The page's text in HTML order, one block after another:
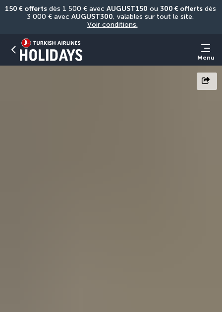
150 € offerts dès 1 500 € avec AUGUST150 ou 300 € offerts dès
3 000 € avec AUGUST300
Voir conditions.
Menu